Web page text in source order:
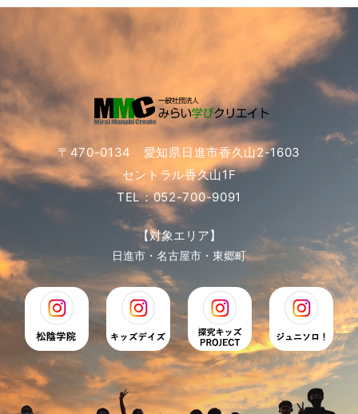
〒470-0134 愛知県日進市香久山2-1603
セントラル香久山1F
TEL：052-700-9091
【対象エリア】
日進市・名古屋市・東郷町